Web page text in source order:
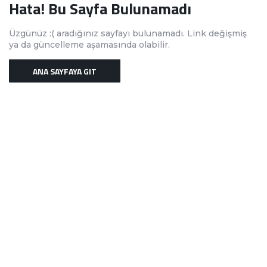
Hata! Bu Sayfa Bulunamadı
Üzgünüz :( aradığınız sayfayı bulunamadı. Link değişmiş
ya da güncelleme aşamasında olabilir.
ANA SAYFAYA GIT